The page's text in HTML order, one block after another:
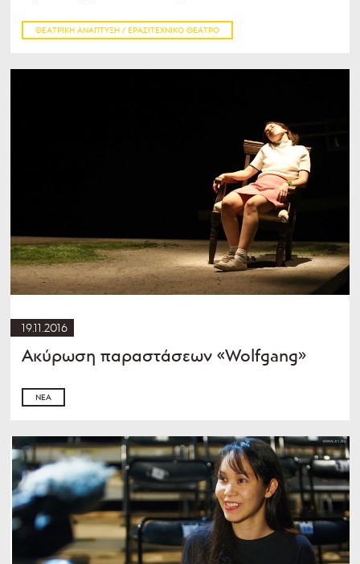
ΘΕΑΤΡΙΚΉ ΑΝΆΠΤΥΞΗ / ΕΡΑΣΙΤΕΧΝΙΚΌ ΘΈΑΤΡΟ
19.11.2016
Ακύρωση παραστάσεων «Wolfgang»
ΝΈΑ